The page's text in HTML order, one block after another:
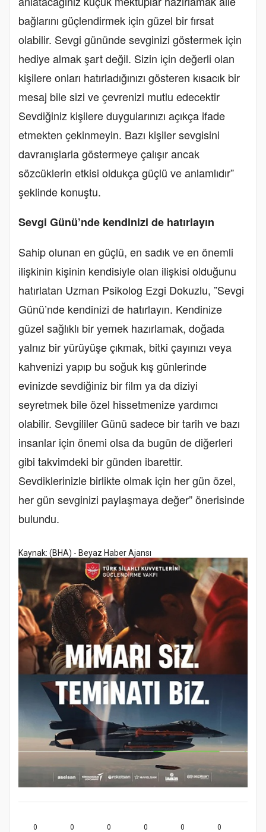
bağlarını güçlendirmek için güzel bir fırsat
olabilir. Sevgi gününde sevginizi göstermek için
hediye almak şart değil. Sizin için değerli olan
kişilere onları hatırladığınızı gösteren kısacık bir
mesaj bile sizi ve çevrenizi mutlu edecektir
Sevdiğiniz kişilere duygularınızı açıkça ifade
etmekten çekinmeyin. Bazı kişiler sevgisini
davranışlarla göstermeye çalışır ancak
sözcüklerin etkisi oldukça güçlü ve anlamlıdır”
şeklinde konuştu.
Sevgi Günü’nde kendinizi de hatırlayın
Sahip olunan en güçlü, en sadık ve en önemli
ilişkinin kişinin kendisiyle olan ilişkisi olduğunu
hatırlatan Uzman Psikolog Ezgi Dokuzlu, ”Sevgi
Günü’nde kendinizi de hatırlayın. Kendinize
güzel sağlıklı bir yemek hazırlamak, doğada
yalnız bir yürüyüşe çıkmak, bitki çayınızı veya
kahvenizi yapıp bu soğuk kış günlerinde
evinizde sevdiğiniz bir film ya da diziyi
seyretmek bile özel hissetmenize yardımcı
olabilir. Sevgililer Günü sadece bir tarih ve bazı
insanlar için önemi olsa da bugün de diğerleri
gibi takvimdeki bir günden ibarettir.
Sevdiklerinizle birlikte olmak için her gün özel,
her gün sevginizi paylaşmaya değer” önerisinde
bulundu.
Kaynak: (BHA) - Beyaz Haber Ajansı
0 0 0 0 0 0